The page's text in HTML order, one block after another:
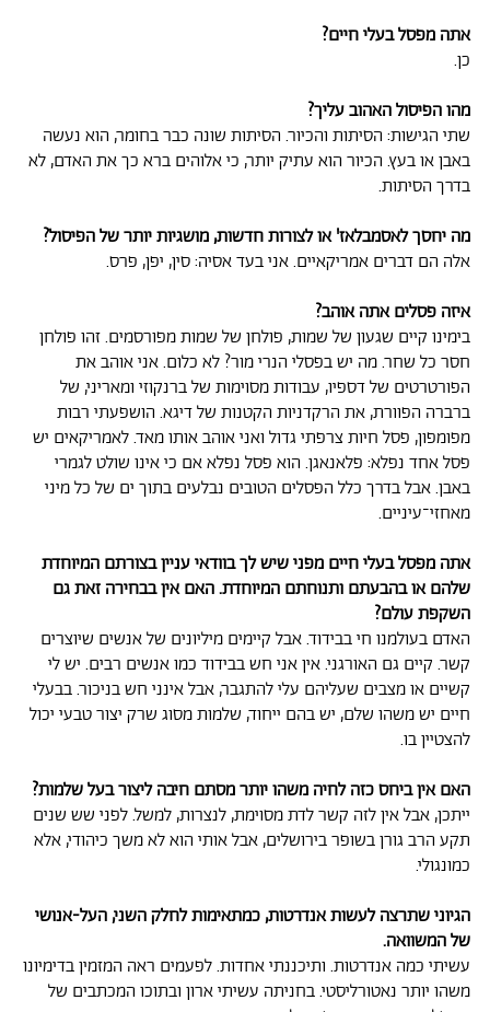
אתה מפסל בעלי חיים?
כן.
מהו הפיסול האהוב עליך?
שתי הגישות: הסיתות והכיור. הסיתות שונה כבר בחומר, הוא נעשה
באבן או בעץ. הכיור הוא עתיק יותר, כי אלוהים ברא כך את האדם, לא
בדרך הסיתות.
מה יחסך לאסמבלאז' או לצורות חדשות, מושגיות יותר של הפיסול?
אלה הם דברים אמריקאיים. אני בעד אסיה: סין, יפן, פרס.
איזה פסלים אתה אוהב?
בימינו קיים שגעון של שמות, פולחן של שמות מפורסמים. זהו פולחן
חסר כל שחר. מה יש בפסלי הנרי מור? לא כלום. אני אוהב את
הפורטרטים של דספיו, עבודות מסוימות של ברנקוזי ומאריני, של
ברברה הפוורת, את הרקדניות הקטנות של דיגא. הושפעתי רבות
מפומפון, פסל חיות צרפתי גדול ואני אוהב אותו מאד. לאמריקאים יש
פסל אחד נפלא: פלאנאגן. הוא פסל נפלא אם כי אינו שולט לגמרי
באבן. אבל בדרך כלל הפסלים הטובים נבלעים בתוך ים של כל מיני
מאחזי־עיניים.
אתה מפסל בעלי חיים מפני שיש לך בוודאי עניין בצורתם המיוחדת
שלהם או בהבעתם ותנוחתם המיוחדת. האם אין בבחירה זאת גם
השקפת עולם?
האדם בעולמנו חי בבידוד. אבל קיימים מיליונים של אנשים שיוצרים
קשר. קיים גם האורגני. אין אני חש בבידוד כמו אנשים רבים. יש לי
קשיים או מצבים שעליהם עלי להתגבר, אבל אינני חש בניכור. בבעלי
חיים יש משהו שלם, יש בהם ייחוד, שלמות מסוג שרק יצור טבעי יכול
להצטיין בו.
האם אין ביחס כזה לחיה משהו יותר מסתם חיבה ליצור בעל שלמות?
ייתכן, אבל אין לזה קשר לדת מסוימת, לנצרות, למשל. לפני שש שנים
תקע הרב גורן בשופר בירושלים, אבל אותי הוא לא משך כיהודי, אלא
כמונגולי.
הגיוני שתרצה לעשות אנדרטות, כמתאימות לחלק השני, העל-אנושי
של המשוואה.
עשיתי כמה אנדרטות. ותיכננתי אחדות. לפעמים ראה המזמין בדימיונו
משהו יותר נאטורליסטי. בחניתה עשיתי ארון ובתוכו המכתבים של